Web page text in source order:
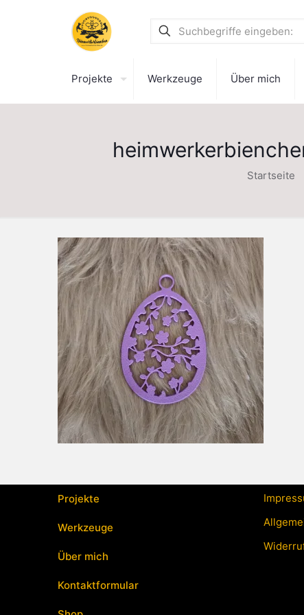
Projekte Werkzeuge Über mich
Startseite
Projekte
Werkzeuge
Über mich
Kontaktformular